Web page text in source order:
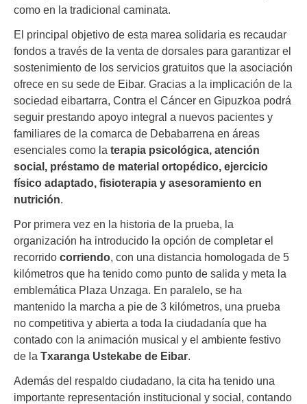
como en la tradicional caminata.
El principal objetivo de esta marea solidaria es recaudar
fondos a través de la venta de dorsales para garantizar el
sostenimiento de los servicios gratuitos que la asociación
ofrece en su sede de Eibar. Gracias a la implicación de la
sociedad eibartarra, Contra el Cáncer en Gipuzkoa podrá
seguir prestando apoyo integral a nuevos pacientes y
familiares de la comarca de Debabarrena en áreas
esenciales como la terapia psicológica, atención
social, préstamo de material ortopédico, ejercicio
físico adaptado, fisioterapia y asesoramiento en
nutrición.
Por primera vez en la historia de la prueba, la
organización ha introducido la opción de completar el
recorrido corriendo, con una distancia homologada de 5
kilómetros que ha tenido como punto de salida y meta la
emblemática Plaza Unzaga. En paralelo, se ha
mantenido la marcha a pie de 3 kilómetros, una prueba
no competitiva y abierta a toda la ciudadanía que ha
contado con la animación musical y el ambiente festivo
de la Txaranga Ustekabe de Eibar.
Además del respaldo ciudadano, la cita ha tenido una
importante representación institucional y social, contando